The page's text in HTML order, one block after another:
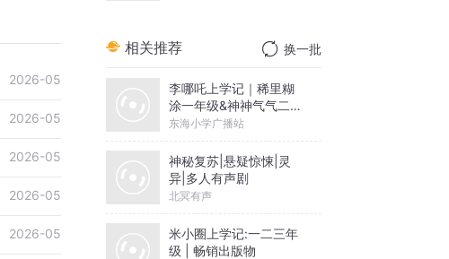
2026-05
2026-05
2026-05
2026-05
2026-05
相关推荐 换一批
李哪吒上学记｜稀里糊
涂一年级&神神气气二年
级
东海小学广播站
神秘复苏|悬疑惊悚|灵
异|多人有声剧
北冥有声
米小圈上学记:一二三年
级 | 畅销出版物